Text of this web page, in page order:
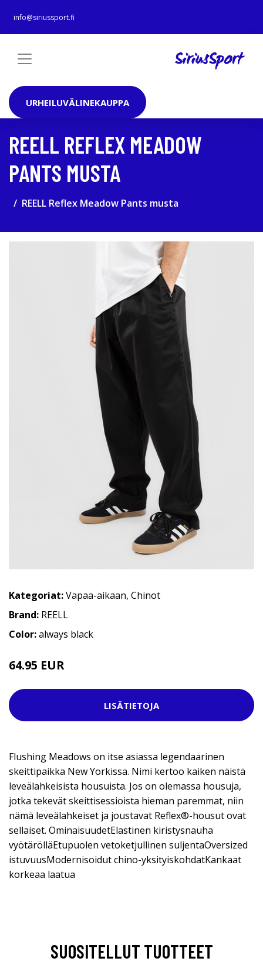
info@siriussport.fi
URHEILUVÄLINEKAUPPA
REELL REFLEX MEADOW
PANTS MUSTA
REELL Reflex Meadow Pants musta
Kategoriat:Vapaa-aikaan, Chinot
Brand: REELL
Color:always black
64.95 EUR
LISÄTIETOJA
Flushing Meadows on itse asiassa legendaarinen
skeittipaikka New Yorkissa. Nimi kertoo kaiken näistä
leveälahkeisista housuista. Jos on olemassa housuja,
jotka tekevät skeittisessioista hieman paremmat, niin
nämä leveälahkeiset ja joustavat Reflex®-housut ovat
sellaiset. OminaisuudetElastinen kiristysnauha
vyötärölläEtupuolen vetoketjullinen suljentaOversized
istuvuusModernisoidut chino-yksityiskohdatKankaat
korkeaa laatua
SUOSITELLUT TUOTTEET